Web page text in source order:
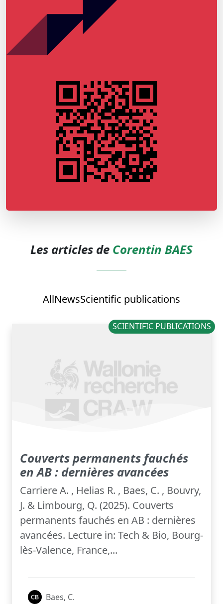
Les articles de Corentin BAES
AllNewsScientific publications
SCIENTIFIC PUBLICATIONS
Couverts permanents fauchés
en AB : dernières avancées
Carriere A. , Helias R. , Baes, C. , Bouvry,
J. & Limbourg, Q. (2025). Couverts
permanents fauchés en AB : dernières
avancées. Lecture in: Tech & Bio, Bourg-
lès-Valence, France,...
Baes, C.